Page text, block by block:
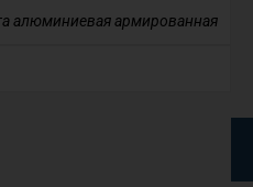
алюминиевая армированная